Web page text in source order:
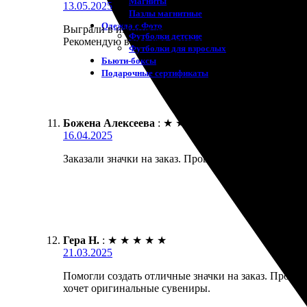
Пазлы магнитные
Одежда с Фото
Футболки детские
Футболки для взрослых
Бьюти-боксы
Подарочные сертификаты
13.05.2025
Выграли в изготовлении значков! Процесс
Рекомендую всем, кто хочет интересные сувениры!
Божена Алексеева : ★ ★
16.04.2025
Заказали значки на заказ. Процесс был простым
Гера Н. : ★ ★ ★ ★ ★
21.03.2025
Помогли создать отличные значки на заказ.
хочет оригинальные сувениры.